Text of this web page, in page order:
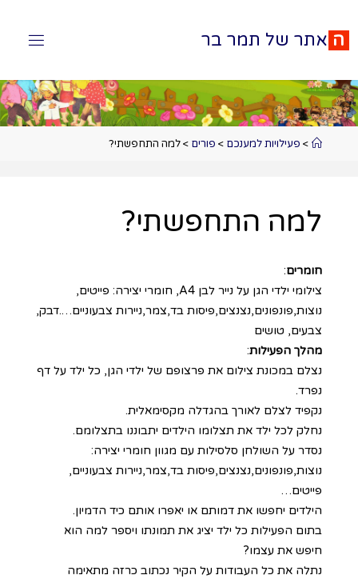
ה אתר של תמר בר
> פעילויות למענכם> פורים>למה התחפשתי?
למה התחפשתי?
חומרים:
צילומי ילדי הגן על נייר לבן A4, חומרי יצירה: פייטים,
נוצות,פונפונים,נצנצים,פיסות בד,צמר,ניירות צבעוניים….דבק,
צבעים, טושים
מהלך הפעילות:
נצלם במכונת צילום את פרצופם של ילדי הגן, כל ילד על דף
נפרד.
נקפיד לצלם לאורך בהגדלה מקסימאלית.
נחלק לכל ילד את תצלומו הילדים יתבוננו בתצלומם.
נסדר על השולחן סלסילות עם מגוון חומרי יצירה:
נוצות,פונפונים,נצנצים,פיסות בד,צמר,ניירות צבעוניים,
פייטים…
הילדים יחפשו את דמותם או יאפרו אותם כיד הדמיון.
בתום הפעילות כל ילד יציג את תמונתו ויספר למה הוא
חיפש את עצמו?
נתלה את כל העבודות על הקיר נכתוב כרזה מתאימה